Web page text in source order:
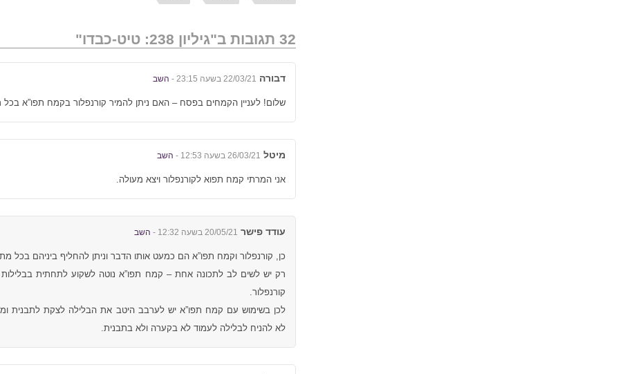
32 תגובות ב"גיליון 238: טיט-כבדו"
דבורה 22/03/21 בשעה 23:15 - השב
שלום! לעניין הקמחים בפסח – האם ניתן להמיר קורנפלור בקמח תפו”א בכל
מיטל 26/03/21 בשעה 12:53 - השב
אני המרתי קמח תפוא לקורנפלור ויצא מעולה.
עודד פישר 20/05/21 בשעה 12:32 - השב
כן, קורנפלור וקמח תפו”א הם כמעט אותו הדבר וניתן להחליף ביניהם בכל
רק יש לשים לב לתכונה אחת – קמח תפו”א נוטה לשקוע לתחתית
קורנפלור.
לכן בשימוש עם קמח תפו”א יש לערבב היטב את הבלילה לצקת לתבנית
לא להניח לבלילה לעמוד לא בקערה ולא בתבנית.